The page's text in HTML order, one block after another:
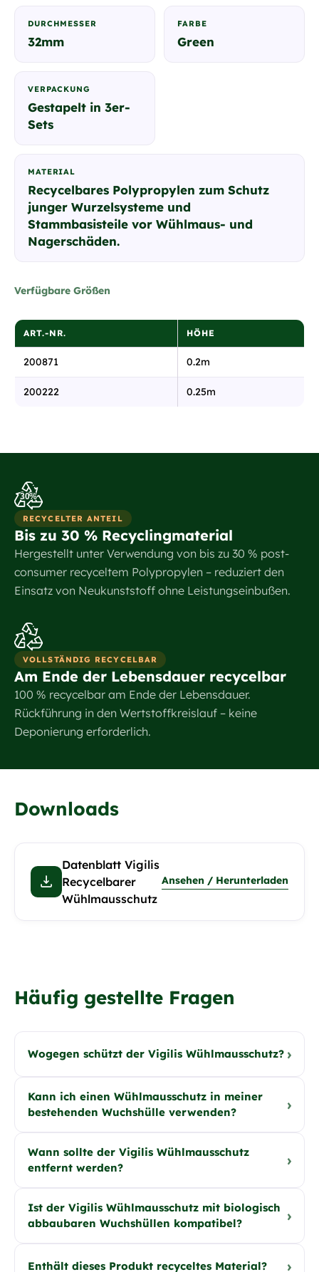
DURCHMESSER
32mm
FARBE
Green
VERPACKUNG
Gestapelt in 3er-
Sets
MATERIAL
Recycelbares Polypropylen zum Schutz
junger Wurzelsysteme und
Stammbasisteile vor Wühlmaus- und
Nagerschäden.
Verfügbare Größen
ART.-NR. HÖHE
200871 0.2m
200222 0.25m
30%
RECYCELTER ANTEIL
Bis zu 30 % Recyclingmaterial
Hergestellt unter Verwendung von bis zu 30 % post-
consumer recyceltem Polypropylen – reduziert den
Einsatz von Neukunststoff ohne Leistungseinbußen.
VOLLSTÄNDIG RECYCELBAR
Am Ende der Lebensdauer recycelbar
100 % recycelbar am Ende der Lebensdauer.
Rückführung in den Wertstoffkreislauf – keine
Deponierung erforderlich.
Downloads
Datenblatt Vigilis
Recycelbarer
Wühlmausschutz
Ansehen / Herunterladen
Häufig gestellte Fragen
Wogegen schützt der Vigilis Wühlmausschutz? ›
Kann ich einen Wühlmausschutz in meiner
bestehenden Wuchshülle verwenden?
›
Wann sollte der Vigilis Wühlmausschutz
entfernt werden?
›
Ist der Vigilis Wühlmausschutz mit biologisch
abbaubaren Wuchshüllen kompatibel?
›
Enthält dieses Produkt recyceltes Material? ›